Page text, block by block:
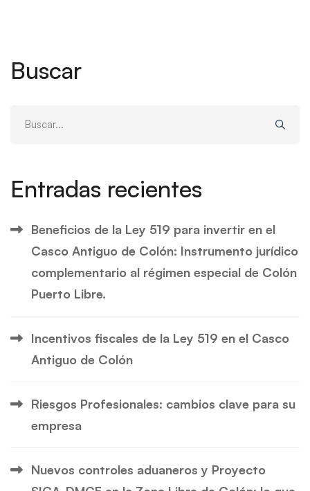
Buscar
Entradas recientes
Beneficios de la Ley 519 para invertir en el
Casco Antiguo de Colón: Instrumento jurídico
complementario al régimen especial de Colón
Puerto Libre.
Incentivos fiscales de la Ley 519 en el Casco
Antiguo de Colón
Riesgos Profesionales: cambios clave para su
empresa
Nuevos controles aduaneros y Proyecto